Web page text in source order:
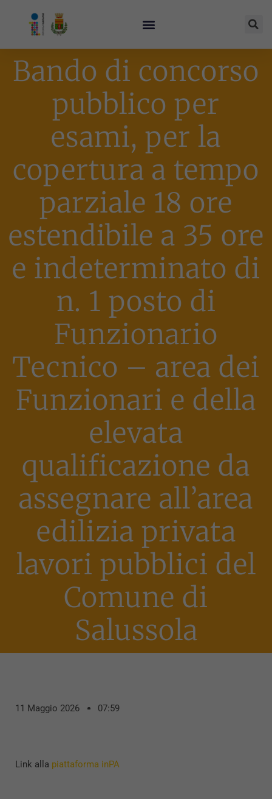
Bando di concorso
pubblico per
esami, per la
copertura a tempo
parziale 18 ore
estendibile a 35 ore
e indeterminato di
n. 1 posto di
Funzionario
Tecnico – area dei
Funzionari e della
elevata
qualificazione da
assegnare all’area
edilizia privata
lavori pubblici del
Comune di
Salussola
11 Maggio 2026 07:59
Link alla piattaforma inPA